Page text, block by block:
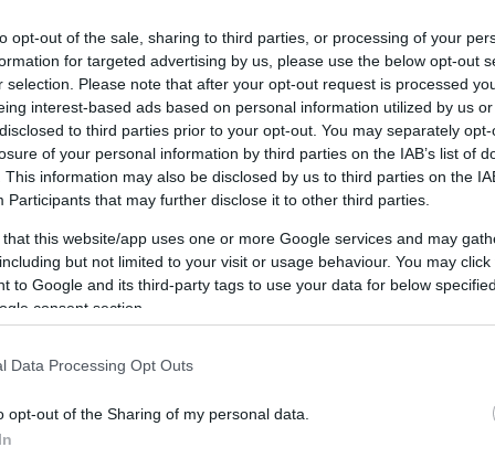
opt-out of the sale, sharing to third parties, or processing of your
for targeted advertising by us, please use the below opt-out
selection. Please note that after your opt-out request is processed
interest-based ads based on personal information utilized by us
to third parties prior to your opt-out. You may separately
of your personal information by third parties on the IAB’s list of
This information may also be disclosed by us to third parties on the
Participants that may further disclose it to other third parties.
that this website/app uses one or more Google services and may
but not limited to your visit or usage behaviour. You may
to Google and its third-party tags to use your data for below
consent section.
Data Processing Opt Outs
opt-out of the Sharing of my personal data.
ARRRR, PARAFAKALÓZOK A
TOJÁSSÁRGA-TENGEREN!
BY:SZÍNES_ÖTLETEK 2024. SZE 19.
Ahoj, szárazföldi patkányok! Navigare necesse
est, vivere non est necesse, avagy hajózni kell,
élni nem muszáj, ahogy a régi latinok, vagy kik